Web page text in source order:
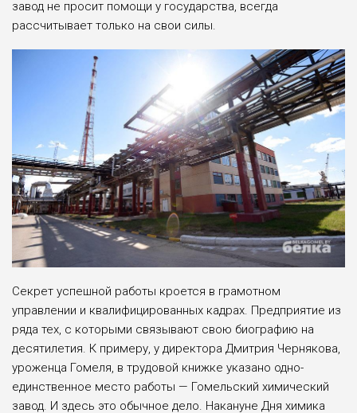
завод не просит помощи у государства, всегда
рассчитывает только на свои силы.
Секрет успешной работы кроется в грамотном
управлении и квалифицированных кадрах. Предприятие из
ряда тех, с которыми связывают свою био­графию на
десятилетия. К примеру, у директора Дмитрия Чер­някова,
уроженца Гомеля, в трудовой книжке указано одно-
единственное место работы — Гомельский химический
завод. И здесь это обычное дело. Накануне Дня химика